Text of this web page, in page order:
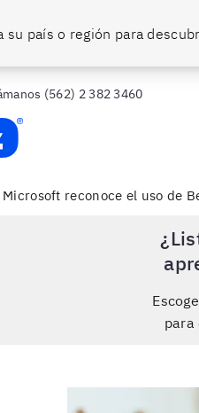
su país o región para
(562) 2 382 3460
Microsoft reconoce el uso de
para